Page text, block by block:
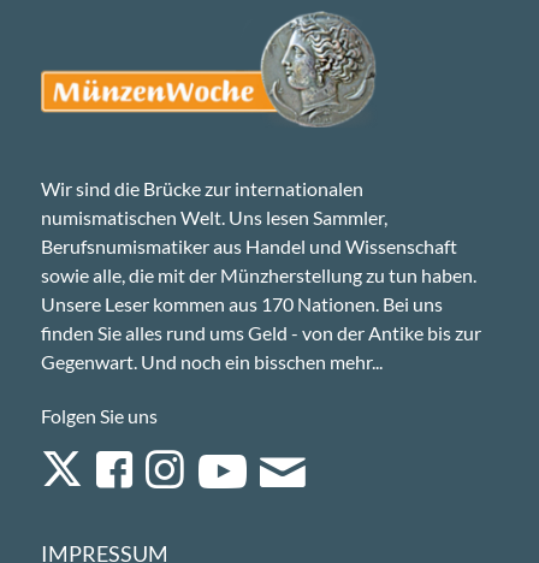
Wir sind die Brücke zur internationalen
numismatischen Welt. Uns lesen Sammler,
Berufsnumismatiker aus Handel und Wissenschaft
sowie alle, die mit der Münzherstellung zu tun haben.
Unsere Leser kommen aus 170 Nationen. Bei uns
finden Sie alles rund ums Geld - von der Antike bis zur
Gegenwart. Und noch ein bisschen mehr...
Folgen Sie uns
IMPRESSUM